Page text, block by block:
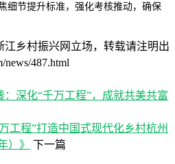
细节提升标准，强化考核推动，确保
乡村振兴网立场，转载请注明出
news/487.html
深化“千万工程”，成就共美共富
工程”打造中国式现代化乡村杭州
）》
下一篇